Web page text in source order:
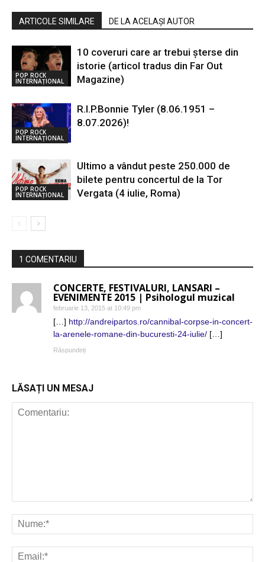
ARTICOLE SIMILARE DE LA ACELAȘI AUTOR
POP ROCK
INTERNAȚIONAL
10 coveruri care ar trebui șterse din
istorie (articol tradus din Far Out
Magazine)
POP ROCK
INTERNAȚIONAL
R.I.P.Bonnie Tyler (8.06.1951 –
8.07.2026)!
POP ROCK
INTERNAȚIONAL
Ultimo a vândut peste 250.000 de
bilete pentru concertul de la Tor
Vergata (4 iulie, Roma)
1 COMENTARIU
CONCERTE, FESTIVALURI, LANSARI –
EVENIMENTE 2015 | Psihologul muzical
februarie 13, 2015 at 10:49 pm
[…] http://andreipartos.ro/cannibal-corpse-in-concert-
la-arenele-romane-din-bucuresti-24-iulie/ […]
Răspundeți
LĂSAȚI UN MESAJ